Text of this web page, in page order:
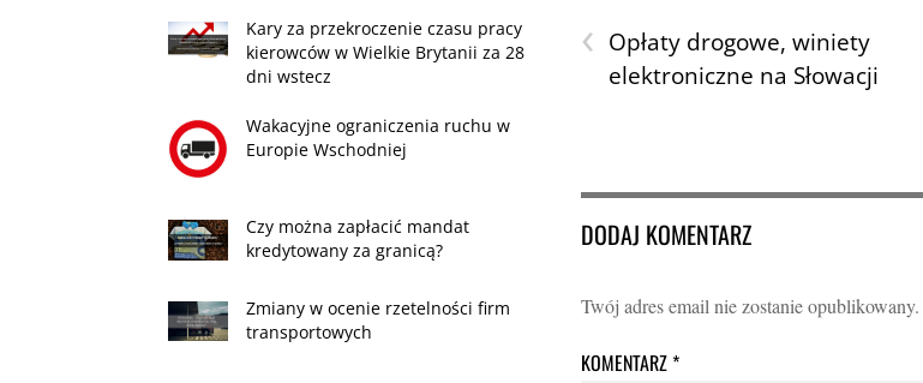
‹ Opłaty drogowe, winiety
elektroniczne na Słowacji
DODAJ KOMENTARZ
Twój adres email nie zostanie opublikowany.
KOMENTARZ*
Kary za przekroczenie czasu pracy
kierowców w Wielkie Brytanii za 28
dni wstecz
Wakacyjne ograniczenia ruchu w
Europie Wschodniej
Czy można zapłacić mandat
kredytowany za granicą?
Zmiany w ocenie rzetelności firm
transportowych